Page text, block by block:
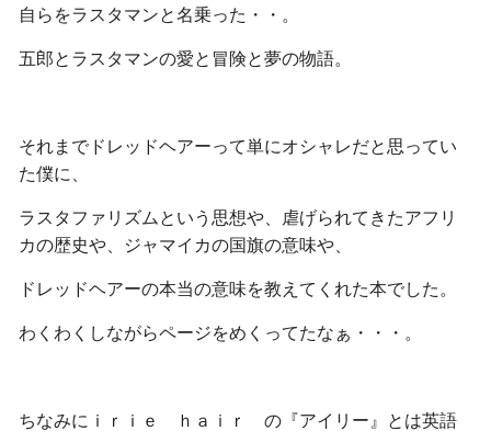
自らをラスタマンと名乗った・・。
五郎とラスタマンの愛と冒険と夢の物語。
それまでドレッドヘアーって単にオシャレだと思ってい
た僕に、
ラスタファリズムという思想や、虐げられてきたアフリ
カの歴史や、ジャマイカの国旗の意味や、
ドレッドヘアーの本当の意味を教えてくれた本でした。
わくわくしながらページをめくってたなぁ・・・。
ちなみにｉｒｉｅ ｈａｉｒ の『アイリー』とは英語